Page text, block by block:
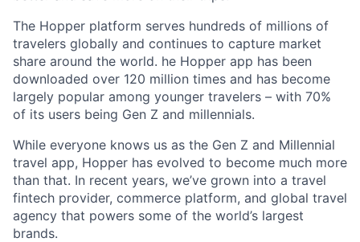
The Hopper platform serves hundreds of millions of
travelers globally and continues to capture market
share around the world. he Hopper app has been
downloaded over 120 million times and has become
largely popular among younger travelers – with 70%
of its users being Gen Z and millennials.
While everyone knows us as the Gen Z and Millennial
travel app, Hopper has evolved to become much more
than that. In recent years, we’ve grown into a travel
fintech provider, commerce platform, and global travel
agency that powers some of the world’s largest
brands.